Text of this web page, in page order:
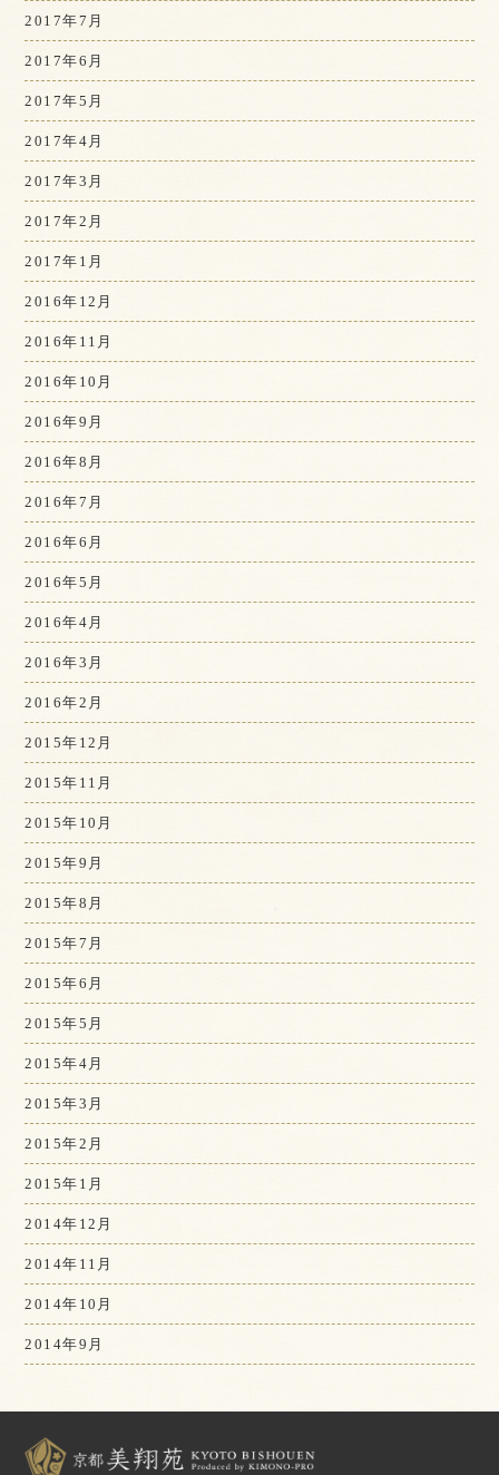
2017年7月
2017年6月
2017年5月
2017年4月
2017年3月
2017年2月
2017年1月
2016年12月
2016年11月
2016年10月
2016年9月
2016年8月
2016年7月
2016年6月
2016年5月
2016年4月
2016年3月
2016年2月
2015年12月
2015年11月
2015年10月
2015年9月
2015年8月
2015年7月
2015年6月
2015年5月
2015年4月
2015年3月
2015年2月
2015年1月
2014年12月
2014年11月
2014年10月
2014年9月